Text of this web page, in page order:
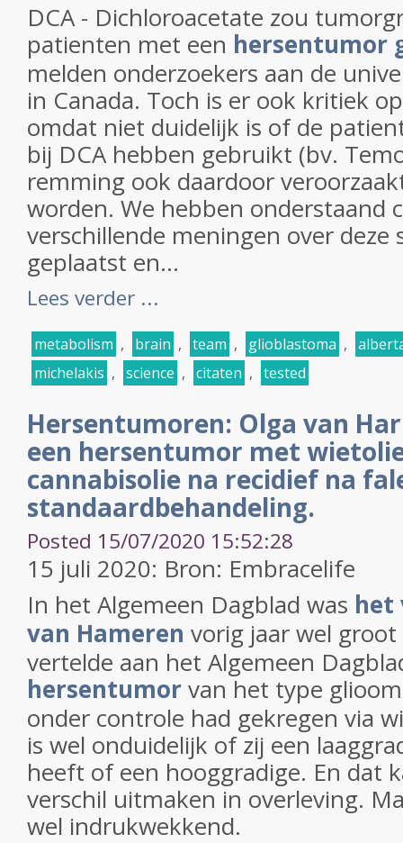
DCA - Dichloroacetate zou
patienten met een hersentumor
melden onderzoekers aan de
in Canada. Toch is er ook kritiek
omdat niet duidelijk is of de
bij DCA hebben gebruikt (bv.
remming ook daardoor
worden. We hebben onderstaand
verschillende meningen over deze
geplaatst en...
Lees verder ...
metabolism , brain , team , glioblastoma ,
michelakis , science , citaten , tested
Hersentumoren: Olga van
een hersentumor met
cannabisolie na recidief na
standaardbehandeling.
Posted 15/07/2020 15:52:28
15 juli 2020: Bron: Embracelife
In het Algemeen Dagblad was het
van Hameren vorig jaar wel
vertelde aan het Algemeen
hersentumorvan het type
onder controle had gekregen via
is wel onduidelijk of zij een
heeft of een hooggradige. En dat
verschil uitmaken in overleving.
wel indrukwekkend.